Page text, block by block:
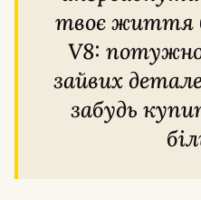
твоє життя
V8:
зайвих
забудь